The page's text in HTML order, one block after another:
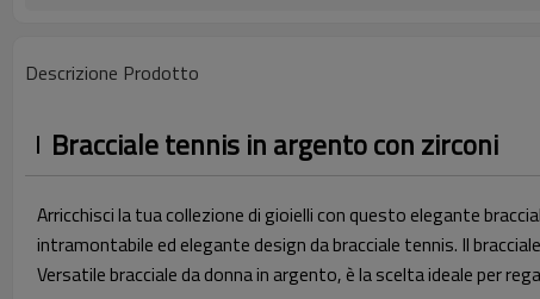
Descrizione Prodotto
Bracciale tennis in argento con zirconi
Arricchisci la tua collezione di gioielli con questo elegante
intramontabile ed elegante design da bracciale tennis. Il
Versatile bracciale da donna in argento, è la scelta ideale per